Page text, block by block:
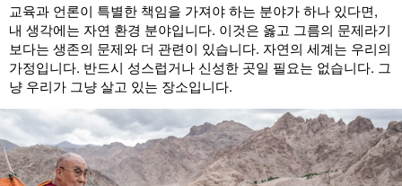
교육과 언론이 특별한 책임을 가져야 하는 분야가 하나 있다면,
내 생각에는 자연 환경 분야입니다. 이것은 옳고 그름의 문제라기
보다는 생존의 문제와 더 관련이 있습니다. 자연의 세계는 우리의
가정입니다. 반드시 성스럽거나 신성한 곳일 필요는 없습니다. 그
냥 우리가 그냥 살고 있는 장소입니다.